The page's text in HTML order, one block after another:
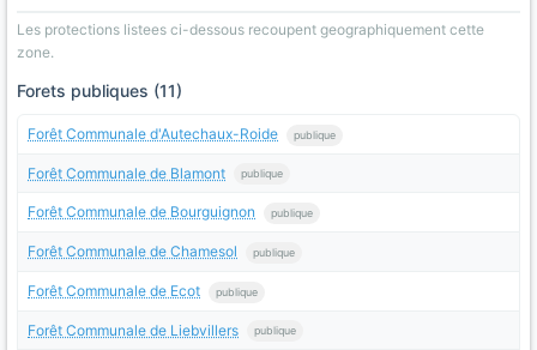
Les protections listees ci-dessous recoupent geographiquement cette
zone.
Forets publiques (11)
Forêt Communale d'Autechaux-Roide publique
Forêt Communale de Blamont publique
Forêt Communale de Bourguignon publique
Forêt Communale de Chamesol publique
Forêt Communale de Ecot publique
Forêt Communale de Liebvillers publique